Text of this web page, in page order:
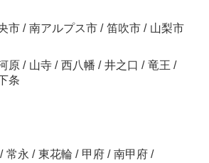
市 / 南アルプス市 / 笛吹市 / 山梨市
原 / 山寺 / 西八幡 / 井之口 / 竜王 /
条
/ 常永 / 東花輪 / 甲府 / 南甲府 /